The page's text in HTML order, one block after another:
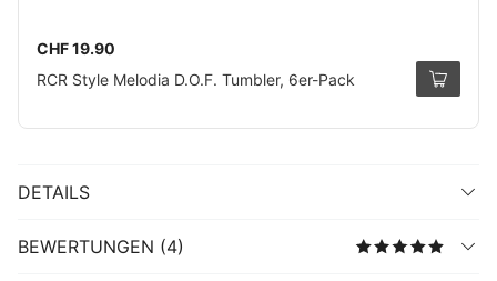
CHF 19.90
RCR Style Melodia D.O.F. Tumbler, 6er-Pack
DETAILS
BEWERTUNGEN (4)